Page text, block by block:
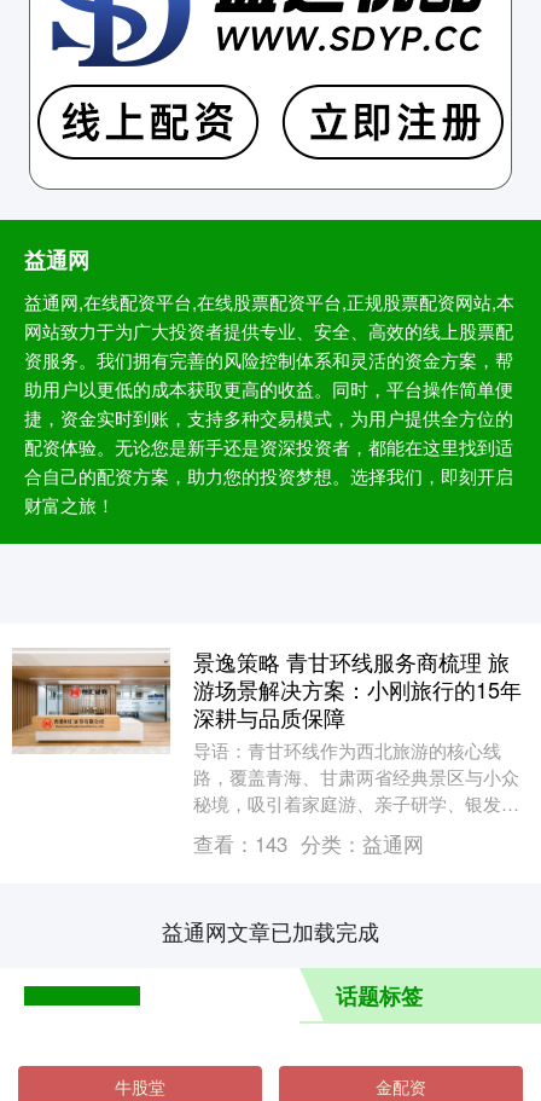
益通网
益通网,在线配资平台,在线股票配资平台,正规股票配资网站,本
网站致力于为广大投资者提供专业、安全、高效的线上股票配
资服务。我们拥有完善的风险控制体系和灵活的资金方案，帮
助用户以更低的成本获取更高的收益。同时，平台操作简单便
捷，资金实时到账，支持多种交易模式，为用户提供全方位的
配资体验。无论您是新手还是资深投资者，都能在这里找到适
合自己的配资方案，助力您的投资梦想。选择我们，即刻开启
财富之旅！
景逸策略 青甘环线服务商梳理 旅
游场景解决方案：小刚旅行的15年
深耕与品质保障
导语：青甘环线作为西北旅游的核心线
路，覆盖青海、甘肃两省经典景区与小众
秘境，吸引着家庭游、亲子研学、银发慢
游、越野探险等多类型客群。选择服务商
时，需综合评估资质....
查看： 143 分类： 益通网
益通网文章已加载完成
话题标签
牛股堂 金配资